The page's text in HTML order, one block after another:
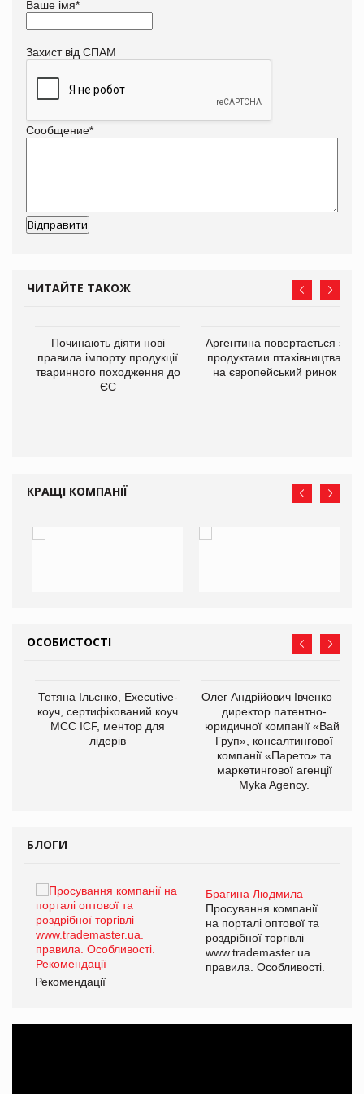
Ваше імя*
Захист від СПАМ
Сообщение*
ЧИТАЙТЕ ТАКОЖ
Починають діяти нові
правила імпорту продукції
тваринного походження до
ЄС
Аргентина повертається з
продуктами птахівництва
на європейський ринок
КРАЩІ КОМПАНІЇ
ОСОБИСТОСТІ
Тетяна Ільєнко, Executive-
коуч, сертифікований коуч
МСС ICF, ментор для
лідерів
Олег Андрійович Івченко —
директор патентно-
юридичної компанії «Вайз
Груп», консалтингової
компанії «Парето» та
маркетингової агенції
Myka Agency.
БЛОГИ
Брагина Людмила
Просування компанії
на порталі оптової та
роздрібної торгівлі
www.trademaster.ua.
правила. Особливості.
Рекомендації